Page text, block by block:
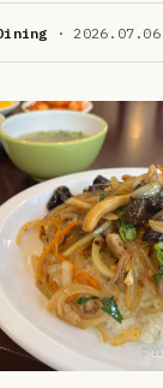
· 2026.07.06